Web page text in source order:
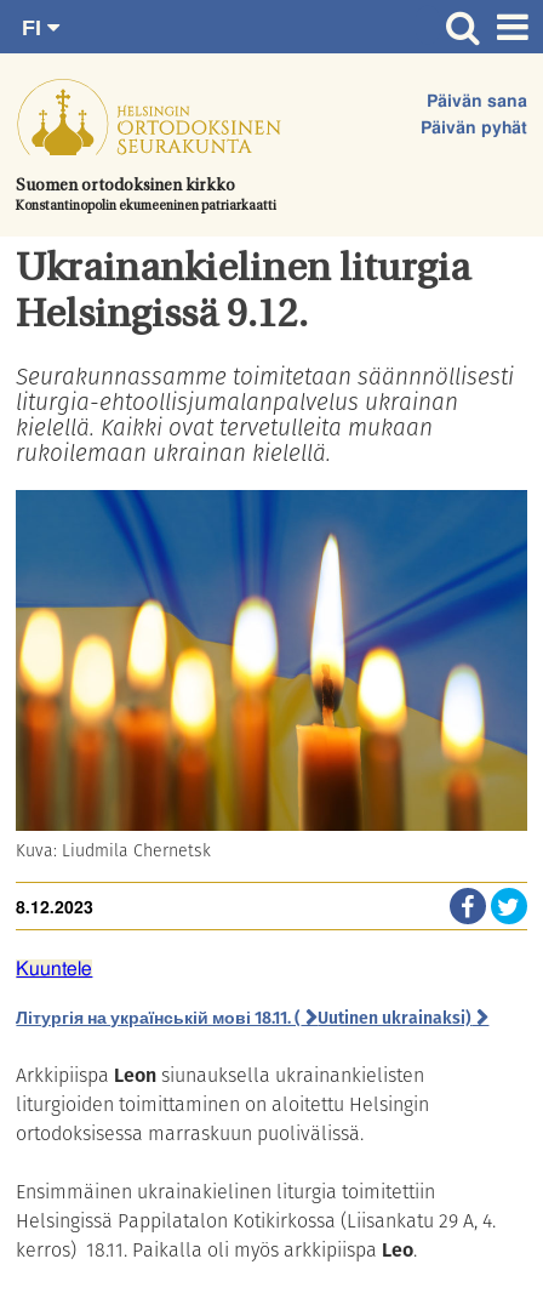
suoraan
sisältöön.
Suomen ortodoksinen kirkko
Konstantinopolin ekumeeninen patriarkaatti
Päivän sana
Päivän pyhät
FI
SV
EN
UA
Etusivu
Ajankohtaista
Juhlat & toimitukset
Kirkot
Apua & tukea
Hautausmaa
Yhteystiedot
Ukrainankielinen liturgia
Helsingissä 9.12.
Seurakunnassamme toimitetaan säännnöllisesti
liturgia-ehtoollisjumalanpalvelus ukrainan
kielellä. Kaikki ovat tervetulleita mukaan
rukoilemaan ukrainan kielellä.
Kuva: Liudmila Chernetsk
8.12.2023
Kuuntele
Літургія на українській мові 18.11. ( Uutinen ukrainaksi)
Arkkipiispa Leonsiunauksella ukrainankielisten
liturgioiden toimittaminen on aloitettu Helsingin
ortodoksisessa marraskuun puolivälissä.
Ensimmäinen ukrainakielinen liturgia toimitettiin
Helsingissä Pappilatalon Kotikirkossa (Liisankatu 29 A, 4.
kerros) 18.11. Paikalla oli myös arkkipiispa Leo.